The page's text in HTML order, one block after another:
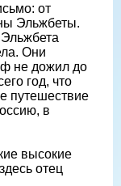
от
Эльжбеты.
Они
не дожил до
год, что
путешествие
в
высокие
отец